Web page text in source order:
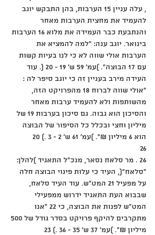
, עלה עניין 15 הערבות, בהן התבקש יוגב
להעמיד את מחצית הערבות מאחר
והנתבעת כבר העמידה את מלוא 16 הערבות
בינואר. יוגב ענה: "למה להמציא את
הערבות אולי שווה לא כי לנו בעיות קשות
עם 17 הבוצה". )עמ' 59 ש' 19 - 20 (. עוד
העידה מירב בעניין זה כי יוגב סיפר לה :
"אולי שווה לברוח 18 מהפרויקט הזה,
מהשותפות ולא להעמיד ערבות מאחר
והסיכון הוא גבוה. גם סיכון בערבות 19 של
מיליון וחצי ובכלל כל הסיפור של הבוצה
הוא 6 מיליון ₪". )עמ' 61 ש' 2 - 3 .) 20
26
26 . מר סלאח נסאר, מנכ"ל התאגיד )להלן:
"סלאח"(, העיד כי עלות פינוי הבוצה חלה
על מפעיל 21 המט"ש. עוד העיד סלאח,
שבבוא העת התאגיד ידרוש ממפעילי
המט"ש לפנות את הבוצה, כי 22 "אנו
מיליון ₪". )עמ' 37 ש' 35 - 36 .) 23